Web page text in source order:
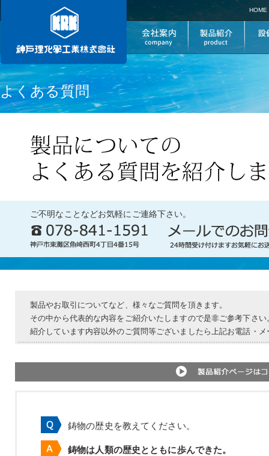
HOME
よくある質問
ご不明なことなどお気軽にご連絡下さい。
製品やお取引についてなど、様々なご質問を頂きます。
その中から代表的な内容をご紹介いたしますので是非ご参考下さい
紹介しています内容以外のご質問等ございましたら上記お電話・
鋳物の歴史を教えてください。
鋳物は人類の歴史とともに歩んできた。